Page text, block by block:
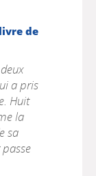
de
a pris
Huit
la
sa